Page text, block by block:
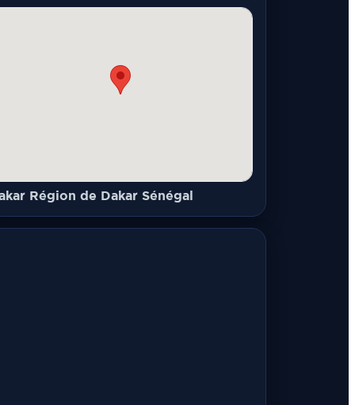
Région de Dakar Sénégal